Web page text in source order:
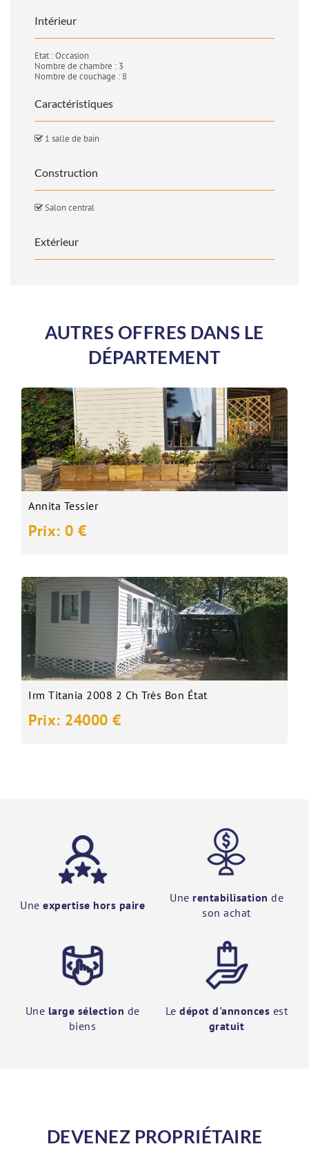
Intérieur
Etat : Occasion
Nombre de chambre : 3
Nombre de couchage : 8
Caractéristiques
1 salle de bain
Construction
Salon central
Extérieur
AUTRES OFFRES DANS LE
DÉPARTEMENT
Annita Tessier
Prix: 0 €
Irm Titania 2008 2 Ch Très Bon État
Prix: 24000 €
Une expertise hors paire
Une rentabilisation de
son achat
Une large sélection de
biens
Ledépot d'annonces est
gratuit
DEVENEZ PROPRIÉTAIRE